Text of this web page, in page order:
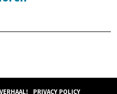
PRIVACY POLICY